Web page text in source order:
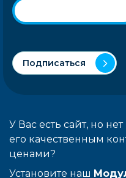
Подписаться
У Вас есть сайт, но
его качественным
ценами?
Установите наш